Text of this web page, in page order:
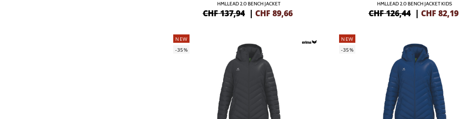
HMLLEAD 2.0 BENCH JACKET
CHF 137,94 | CHF 89,66
HMLLEAD 2.0 BENCH JACKET KIDS
CHF 126,44 | CHF 82,19
NEW
-35%
NEW
-35%